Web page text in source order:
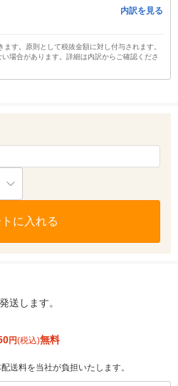
内訳を見る
す。原則として税抜金額に対し付与されます。
場合があります。詳細は内訳からご確認くださ
に入れる
送します。
円(税込)無料
送料を当社が負担いたします。